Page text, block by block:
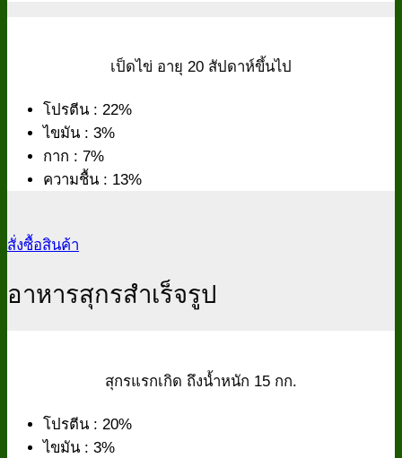
เป็ดไข่ อายุ 20 สัปดาห์ขึ้นไป
โปรตีน : 22%
ไขมัน : 3%
กาก : 7%
ความชื้น : 13%
สั่งซื้อสินค้า
อาหารสุกรสำเร็จรูป
สุกรแรกเกิด ถึงน้ำหนัก 15 กก.
โปรตีน : 20%
ไขมัน : 3%